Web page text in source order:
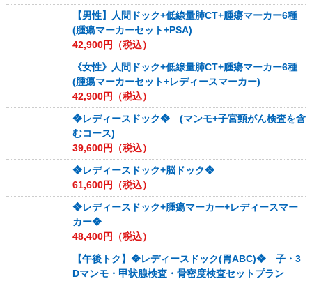
【男性】人間ドック+低線量肺CT+腫瘍マーカー6種
(腫瘍マーカーセット+PSA)
42,900円（税込）
《女性》人間ドック+低線量肺CT+腫瘍マーカー6種
(腫瘍マーカーセット+レディースマーカー)
42,900円（税込）
❖レディースドック❖ (マンモ+子宮頸がん検査を含
むコース)
39,600円（税込）
❖レディースドック+脳ドック❖
61,600円（税込）
❖レディースドック+腫瘍マーカー+レディースマー
カー❖
48,400円（税込）
【午後トク】❖レディースドック(胃ABC)❖ 子・3
Dマンモ・甲状腺検査・骨密度検査セットプラン